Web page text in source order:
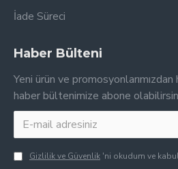
İade Süreci
Haber Bülteni
Yeni ürün ve
haber bültenimize abone
Gizlilik ve Güvenlik 'ni okudum ve